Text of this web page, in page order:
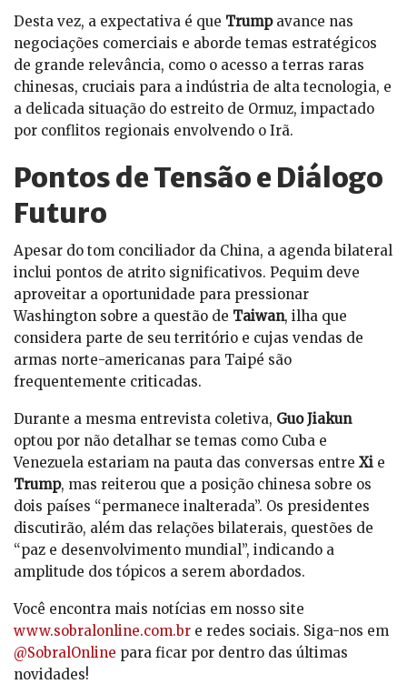
Desta vez, a expectativa é que Trumpavance nas
negociações comerciais e aborde temas estratégicos
de grande relevância, como o acesso a terras raras
chinesas, cruciais para a indústria de alta tecnologia, e
a delicada situação do estreito de Ormuz, impactado
por conflitos regionais envolvendo o Irã.
Pontos de Tensão e Diálogo
Futuro
Apesar do tom conciliador da China, a agenda bilateral
inclui pontos de atrito significativos. Pequim deve
aproveitar a oportunidade para pressionar
Washington sobre a questão de Taiwan, ilha que
considera parte de seu território e cujas vendas de
armas norte-americanas para Taipé são
frequentemente criticadas.
Durante a mesma entrevista coletiva, Guo Jiakun
optou por não detalhar se temas como Cuba e
Venezuela estariam na pauta das conversas entre Xi e
Trump, mas reiterou que a posição chinesa sobre os
dois países “permanece inalterada”. Os presidentes
discutirão, além das relações bilaterais, questões de
“paz e desenvolvimento mundial”, indicando a
amplitude dos tópicos a serem abordados.
Você encontra mais notícias em nosso site
www.sobralonline.com.br e redes sociais. Siga-nos em
@SobralOnline para ficar por dentro das últimas
novidades!